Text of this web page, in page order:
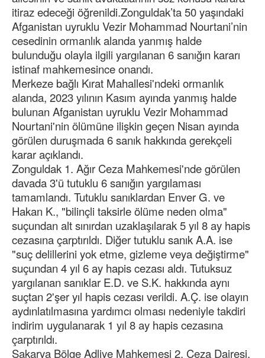
itiraz edeceği öğrenildi.Zonguldak’ta 50 yaşındaki
Afganistan uyruklu Vezir Mohammad Nourtani’nin
cesedinin ormanlık alanda yanmış halde
bulunduğu olayla ilgili yargılanan 6 sanığın kararı
istinaf mahkemesince onandı.
Merkeze bağlı Kırat Mahallesi'ndeki ormanlık
alanda, 2023 yılının Kasım ayında yanmış halde
bulunan Afganistan uyruklu Vezir Mohammad
Nourtani'nin ölümüne ilişkin geçen Nisan ayında
görülen duruşmada 6 sanık hakkında gerekçeli
karar açıklandı.
Zonguldak 1. Ağır Ceza Mahkemesi'nde görülen
davada 3'ü tutuklu 6 sanığın yargılaması
tamamlandı. Tutuklu sanıklardan Enver G. ve
Hakan K., "bilinçli taksirle ölüme neden olma"
suçundan alt sınırdan uzaklaşılarak 5 yıl 8 ay hapis
cezasına çarptırıldı. Diğer tutuklu sanık A.A. ise
"suç delillerini yok etme, gizleme veya değiştirme"
suçundan 4 yıl 6 ay hapis cezası aldı. Tutuksuz
yargılanan sanıklar E.D. ve S.K. hakkında aynı
suçtan 2'şer yıl hapis cezası verildi. A.Ç. ise olayın
aydınlatılmasına yardımcı olması nedeniyle takdiri
indirim uygulanarak 1 yıl 8 ay hapis cezasına
çarptırıldı.
Sakarya Bölge Adliye Mahkemesi 2. Ceza Dairesi,